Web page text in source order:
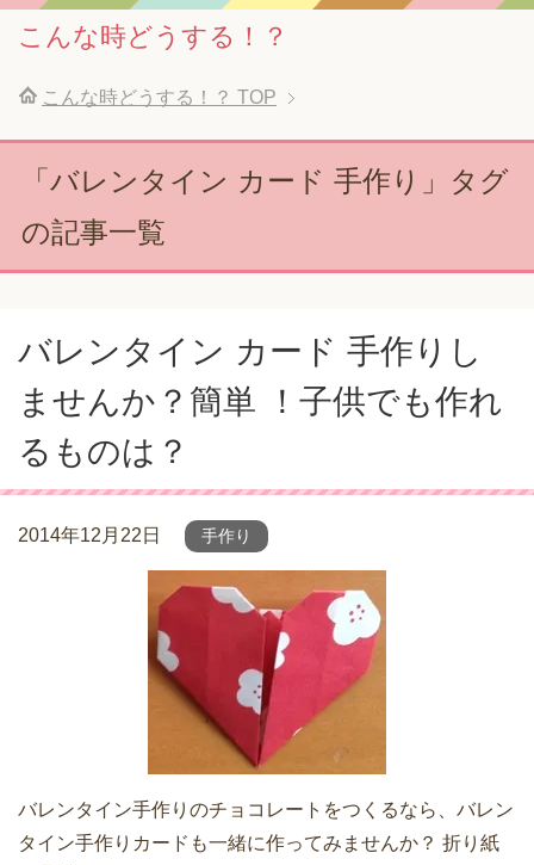
こんな時どうする！？
こんな時どうする！？ TOP
「バレンタイン カード 手作り」タグ
の記事一覧
バレンタイン カード 手作りし
ませんか？簡単 ！子供でも作れ
るものは？
2014年12月22日 手作り
バレンタイン手作りのチョコレートをつくるなら、バレン
タイン手作りカードも一緒に作ってみませんか？ 折り紙